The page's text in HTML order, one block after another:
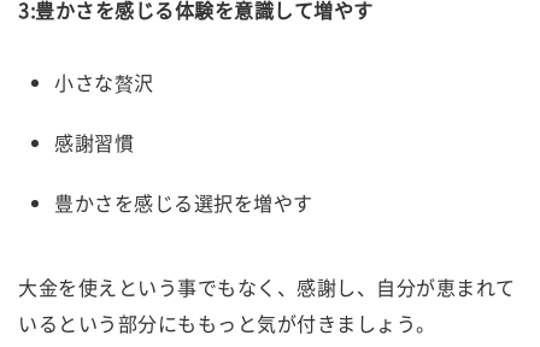
3:豊かさを感じる体験を意識して増やす
小さな贅沢
感謝習慣
豊かさを感じる選択を増やす
大金を使えという事でもなく、感謝し、自分が恵まれて
いるという部分にももっと気が付きましょう。